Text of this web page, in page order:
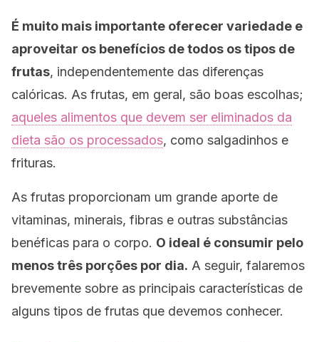
É muito mais importante oferecer variedade e
aproveitar os benefícios de todos os tipos de
frutas, independentemente das diferenças
calóricas. As frutas, em geral, são boas escolhas;
aqueles alimentos que devem ser eliminados da
dieta são os processados, como salgadinhos e
frituras.
As frutas proporcionam um grande aporte de
vitaminas, minerais, fibras e outras substâncias
benéficas para o corpo. O ideal é consumir pelo
menos três porções por dia. A seguir, falaremos
brevemente sobre as principais características de
alguns tipos de frutas que devemos conhecer.